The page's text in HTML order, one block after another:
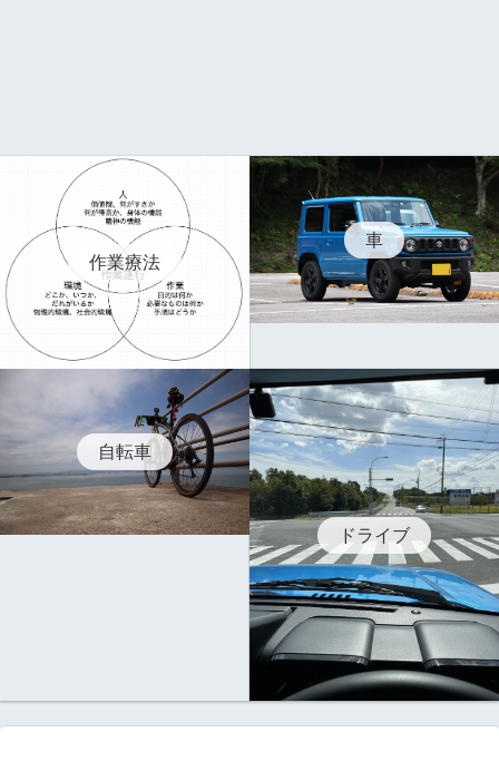
作業療法
車
自転車
ドライブ